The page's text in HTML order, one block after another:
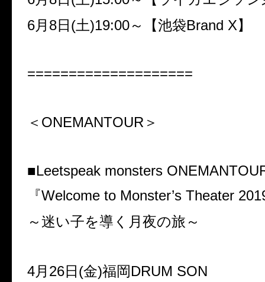
6月8日(土)19:00～【池袋Brand X】
====================
＜ONEMANTOUR＞
■Leetspeak monsters
『Welcome to Monster’s Theater
～迷い子を導く月夜の旅～
4月26日(金)福岡DRUM SON